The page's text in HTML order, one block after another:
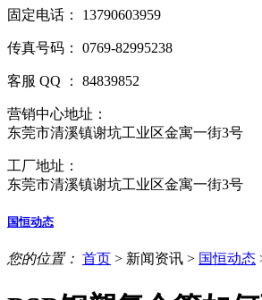
固定电话： 13790603959
传真号码： 0769-82995238
客服 QQ ： 84839852
营销中心地址：
东莞市清溪镇谢坑工业区金寓一街3号
工厂地址：
东莞市清溪镇谢坑工业区金寓一街3号
国恒动态
您的位置： 首页 > 新闻资讯 > 国恒动态